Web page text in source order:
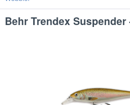
Behr Trendex Suspender